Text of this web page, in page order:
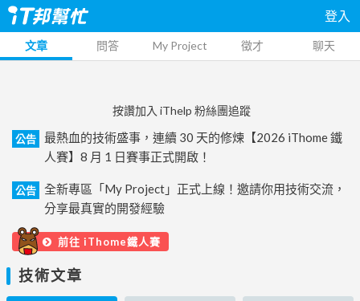
登入
文章 問答 My Project 徵才 聊天
按讚加入 iThelp 粉絲團追蹤
公告
最熱血的技術盛事，連續 30 天的修煉【2026 iThome 鐵
人賽】8 月 1 日賽事正式開啟！
公告
全新專區「My Project」正式上線！邀請你用技術交流，
分享最真實的開發經驗
前往 iThome鐵人賽
技術文章